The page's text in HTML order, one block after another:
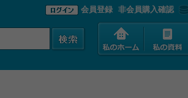
会員登録 非会員購入確認